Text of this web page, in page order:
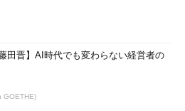
田晋】AI時代でも変わらない経営者の
GOETHE)